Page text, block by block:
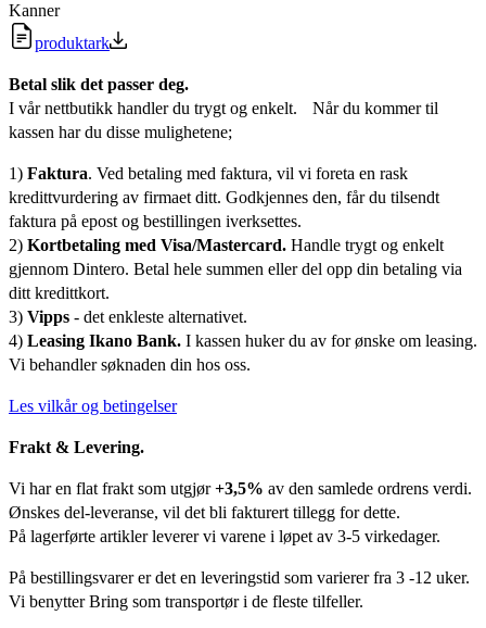
Kanner
produktark
Betal slik det passer deg.
I vår nettbutikk handler du trygt og enkelt. Når du kommer til
kassen har du disse mulighetene;
1) Faktura. Ved betaling med faktura, vil vi foreta en rask
kredittvurdering av firmaet ditt. Godkjennes den, får du tilsendt
faktura på epost og bestillingen iverksettes.
2) Kortbetaling med Visa/Mastercard. Handle trygt og enkelt
gjennom Dintero. Betal hele summen eller del opp din betaling via
ditt kredittkort.
3) Vipps - det enkleste alternativet.
4) Leasing Ikano Bank. I kassen huker du av for ønske om leasing.
Vi behandler søknaden din hos oss.
Les vilkår og betingelser
Frakt & Levering.
Vi har en flat frakt som utgjør+3,5% av den samlede ordrens verdi.
Ønskes del-leveranse, vil det bli fakturert tillegg for dette.
På lagerførte artikler leverer vi varene i løpet av 3-5 virkedager.
På bestillingsvarer er det en leveringstid som varierer fra 3 -12 uker.
Vi benytter Bring som transportør i de fleste tilfeller.